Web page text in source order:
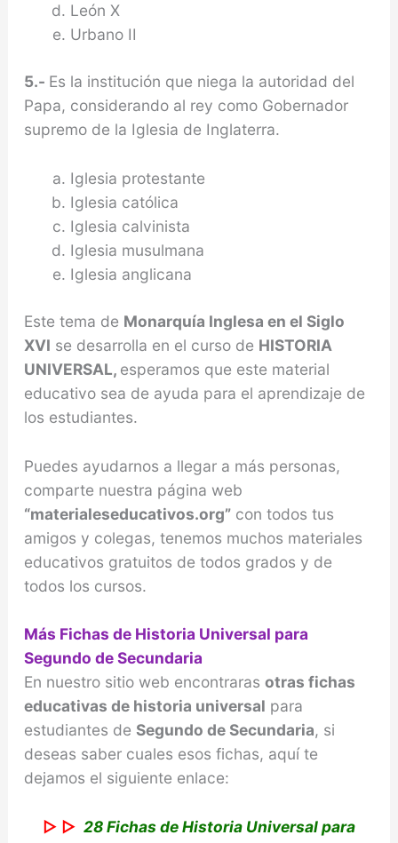
León X
Urbano II
5.- Es la institución que niega la autoridad del
Papa, considerando al rey como Gobernador
supremo de la Iglesia de Inglaterra.
Iglesia protestante
Iglesia católica
Iglesia calvinista
Iglesia musulmana
Iglesia anglicana
Este tema de Monarquía Inglesa en el Siglo
XVI se desarrolla en el curso de HISTORIA
UNIVERSAL, esperamos que este material
educativo sea de ayuda para el aprendizaje de
los estudiantes.
Puedes ayudarnos a llegar a más personas,
comparte nuestra página web
“materialeseducativos.org”con todos tus
amigos y colegas, tenemos muchos materiales
educativos gratuitos de todos grados y de
todos los cursos.
Más Fichas de Historia Universal para
Segundo de Secundaria
En nuestro sitio web encontraras otras fichas
educativas de historia universal para
estudiantes de Segundo de Secundaria, si
deseas saber cuales esos fichas, aquí te
dejamos el siguiente enlace:
▷ ▷ 28 Fichas de Historia Universal para